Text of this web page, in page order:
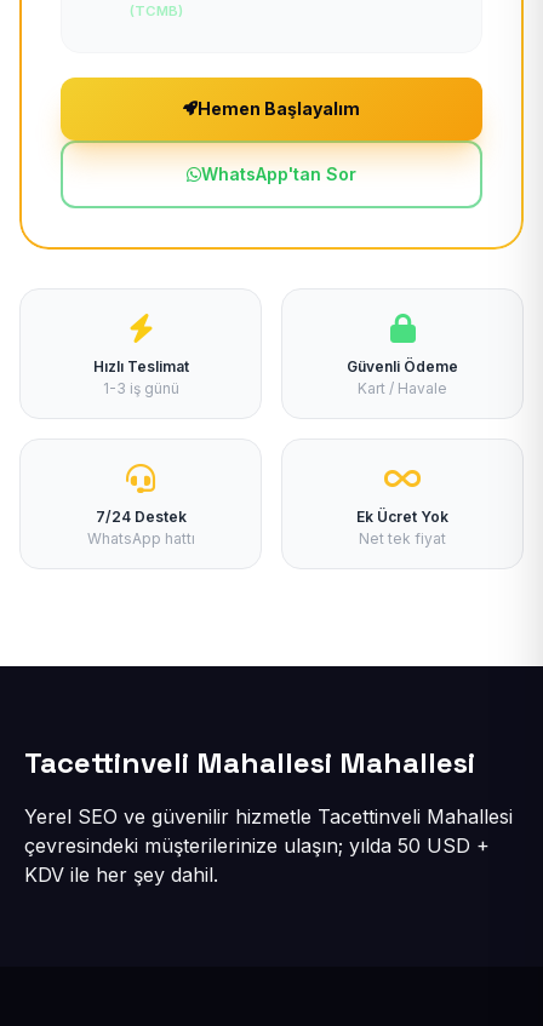
(TCMB)
Hemen Başlayalım
WhatsApp'tan Sor
Hızlı Teslimat
1-3 iş günü
Güvenli Ödeme
Kart / Havale
7/24 Destek
WhatsApp hattı
Ek Ücret Yok
Net tek fiyat
Tacettinveli Mahallesi Mahallesi
Yerel SEO ve güvenilir hizmetle Tacettinveli Mahallesi
çevresindeki müşterilerinize ulaşın; yılda 50 USD +
KDV ile her şey dahil.